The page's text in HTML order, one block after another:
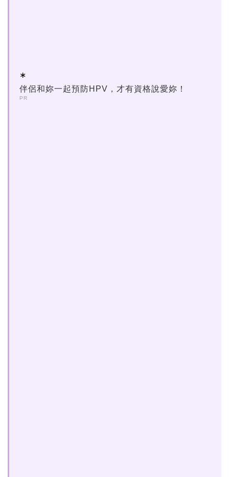
伴侶和妳一起預防HPV，才有資格說愛妳！
PR